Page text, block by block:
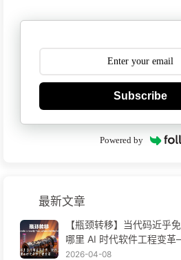
Subscribe
Powered by
最新文章
【瓶颈转移】当代码近乎
哪里 AI 时代软件工程变
2026-04-08